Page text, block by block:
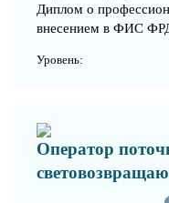
Диплом о
внесением в ФИС
Уровень:
Оператор